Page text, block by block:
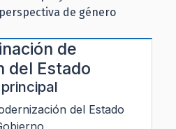
de género
de
del Estado
del Estado